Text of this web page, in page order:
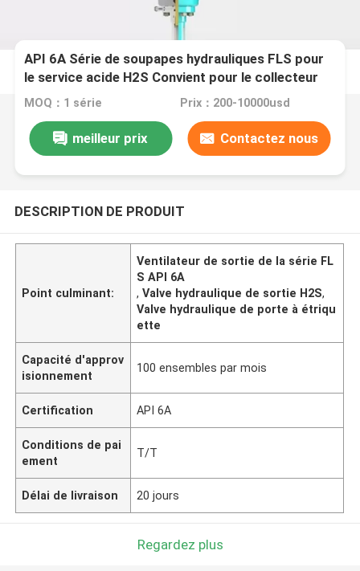
API 6A Série de soupapes hydrauliques FLS pour
le service acide H2S Convient pour le collecteur
d'étranglement et l'arbre de Noël
MOQ：1 série Prix：200-10000usd
meilleur prix Contactez nous
DESCRIPTION DE PRODUIT
Point culminant:
Ventilateur de sortie de la série FL
S API 6A
,Valve hydraulique de sortie H2S,
Valve hydraulique de porte à étriqu
ette
Capacité d'approv
isionnement
100 ensembles par mois
Certification API 6A
Conditions de pai
ement
T/T
Délai de livraison 20 jours
Regardez plus